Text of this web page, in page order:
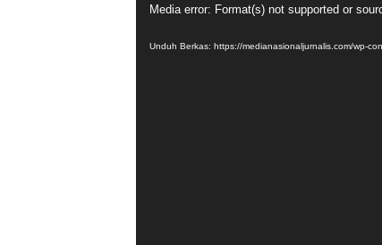
Video
Media error: Format(s) not supported or
Unduh Berkas: https://medianasionaljurnalis.com/wp-